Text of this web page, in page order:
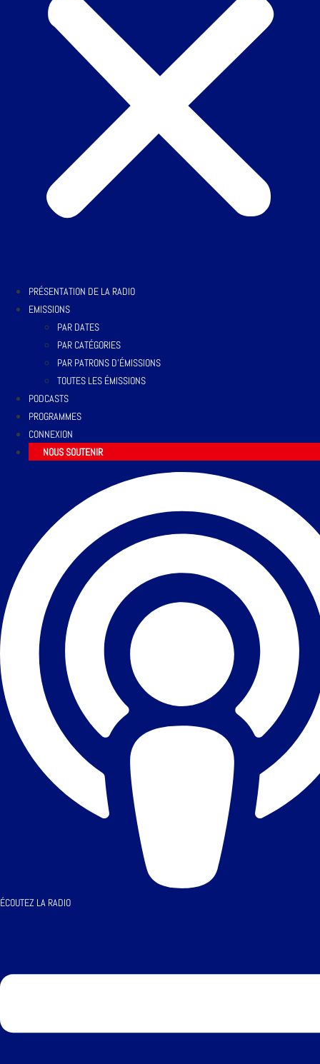
PRÉSENTATION DE LA RADIO
EMISSIONS
PAR DATES
PAR CATÉGORIES
PAR PATRONS D’ÉMISSIONS
TOUTES LES ÉMISSIONS
PODCASTS
PROGRAMMES
CONNEXION
NOUS SOUTENIR
ÉCOUTEZ LA RADIO